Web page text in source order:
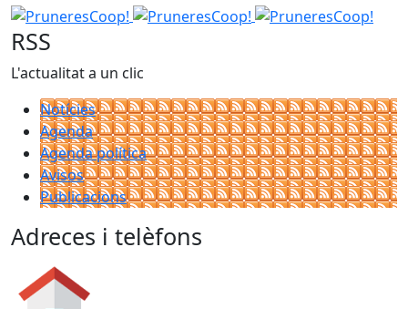
PruneresCoop! PruneresCoop! PruneresCoop!
RSS
L'actualitat a un clic
Notícies
Agenda
Agenda política
Avisos
Publicacions
Adreces i telèfons